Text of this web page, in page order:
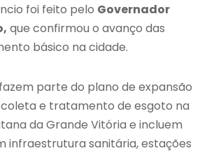
foi feito pelo Governador
que confirmou o avanço das
básico na cidade.
parte do plano de expansão
e tratamento de esgoto na
da Grande Vitória e incluem
infraestrutura sanitária, estações